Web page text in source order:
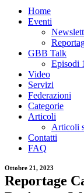
Home
Eventi
GBB Talk
Episodi
Video
Servizi
Federazioni
Categorie
Articoli
Articoli
Contatti
FAQ
Ottobre 21, 2023
Reportage